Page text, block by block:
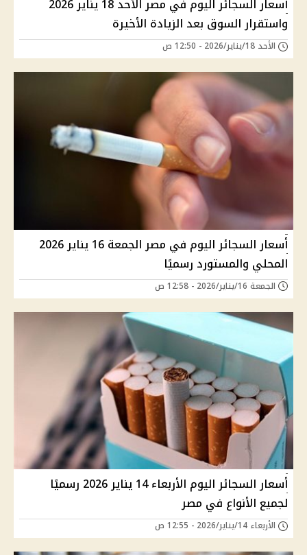
أسعار السجائر اليوم في مصر الأحد 18 يناير 2026
واستقرار السوق بعد الزيادة الأخيرة
الأحد 18/يناير/2026 - 12:50 ص
أسعار السجائر اليوم في مصر الجمعة 16 يناير 2026
المحلي والمستورد رسميًا
الجمعة 16/يناير/2026 - 12:58 ص
أسعار السجائر اليوم الأربعاء 14 يناير 2026 رسميًا
لجميع الأنواع في مصر
الأربعاء 14/يناير/2026 - 12:55 ص